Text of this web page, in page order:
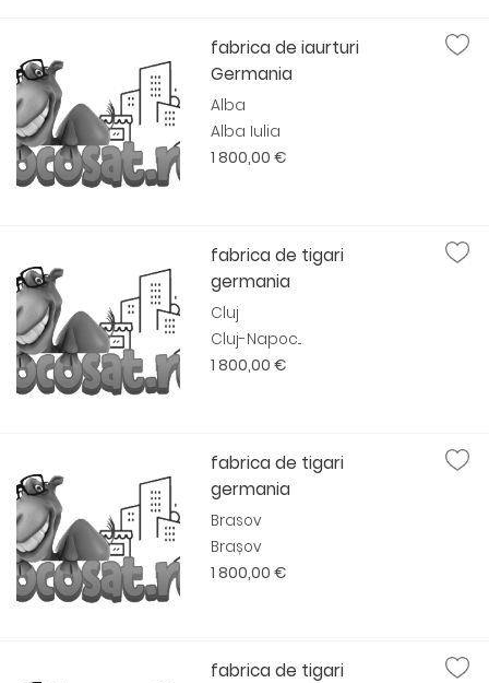
fabrica de iaurturi
Germania
Alba
Alba Iulia
1 800,00 €
fabrica de tigari
germania
Cluj
Cluj-Napoc...
1 800,00 €
fabrica de tigari
germania
Brasov
Brașov
1 800,00 €
fabrica de tigari